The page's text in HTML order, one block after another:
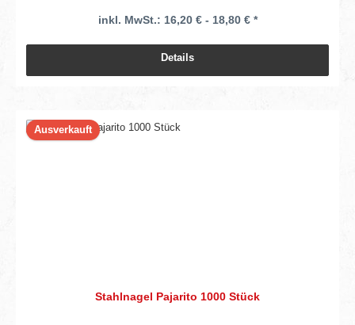
inkl. MwSt.: 16,20 € - 18,80 € *
Details
Ausverkauft
Stahlnagel Pajarito 1000 Stück